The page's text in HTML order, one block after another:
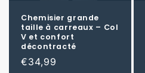
Chemisier grande
taille à carreaux – Col
V et confort
décontracté
Prix
€34,99